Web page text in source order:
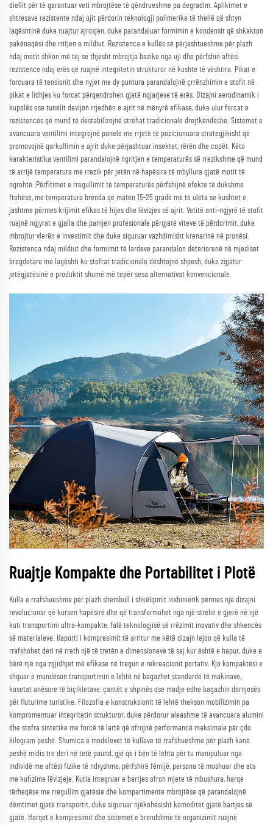
diellit për të garantuar veti mbrojtëse të qëndrueshme pa degradim. Aplikimet e
shtresave rezistente ndaj ujit përdorin teknologji polimerike të thellë që shtyn
lagështinë duke ruajtur ajrosjen, duke parandaluar formimin e kondensit që shkakton
pakënaqësi dhe rritjen e mildiut. Rezistenca e kullës së përjashtueshme për plazh
ndaj motit shkon më tej se thjesht mbrojtja bazike nga uji dhe përfshin aftësi
rezistence ndaj erës që ruajnë integritetin strukturor në kushte të vështira. Pikat e
forcuara të tensionit dhe nyjet me dy puntura parandalojnë çrrënzhimin e stofit në
pikat e lidhjes ku forcat përqendrohen gjatë ngjarjeve të erës. Dizajni aerodinamik i
kupolës ose tunelit devijon rrjedhën e ajrit në mënyrë efikase, duke ulur forcat e
rezistencës që mund të destabilizojnë strehat tradicionale drejtkëndëshe. Sistemet e
avancuara ventilimi integrojnë panele me rrjetë të pozicionuara strategjikisht që
promovojnë qarkullimin e ajrit duke përjashtuar insektet, rërën dhe copët. Këto
karakteristika ventilimi parandalojnë ngritjen e temperaturës së rrezikshme që mund
të arrijë temperatura me rrezik për jetën në hapësira të mbyllura gjatë motit të
ngrohtë. Përfitimet e rregullimit të temperaturës përfshijnë efekte të dukshme
ftohëse, me temperatura brenda që maten 15-25 gradë më të ulëta se kushtet e
jashtme përmes krijimit efikas të hijes dhe lëvizjes së ajrit. Vetitë anti-ngjyrë të stofit
ruajnë ngjyrat e gjalla dhe pamjen profesionale përgjatë viteve të përdorimit, duke
mbrojtur vlerën e investimit dhe duke siguruar vazhdimisht krenarinë në pronësi.
Rezistenca ndaj mildiut dhe formimit të lardeve parandalon deteriorenë në mjediset
bregdetare me lagështi ku stofrat tradicionale dështojnë shpesh, duke zgjatur
jetëgjatësinë e produktit shumë më tepër sesa alternativat konvencionale.
Ruajtje Kompakte dhe Portabilitet i Plotë
Kulla e rrafshueshme për plazh shembull i shkëlqimit inxhinierik përmes një dizajni
revolucionar që kursen hapësirë dhe që transformohet nga një strehë e gjerë në një
kuti transportimi ultra-kompakte, falë teknologjisë së rrëzimit inovativ dhe shkencës
së materialeve. Raporti i kompresimit të arritur me këtë dizajn lejon që kulla të
rrafshohet deri në rreth një të tretën e dimensioneve të saj kur është e hapur, duke e
bërë një nga zgjidhjet më efikase në tregun e rekreacionit portativ. Kjo kompaktësi e
shquar e mundëson transportimin e lehtë në bagazhet standarde të makinave,
kasetat anësore të biçikletave, çantët e shpinës ose madje edhe bagazhin dornjosës
për fluturime turistike. Filozofia e konstruksionit të lehtë thekson mobilizimin pa
kompromentuar integritetin strukturor, duke përdorur aleashme të avancuara alumini
dhe stofra sintetike me forcë të lartë që ofrojnë performancë maksimale për çdo
kilogram peshë. Shumica e modelevet të kullave të rrafshueshme për plazh kanë
peshë midis tre deri në tetë paund, gjë që i bën të lehta për tu manipuluar nga
individë me aftësi fizike të ndryshme, përfshirë fëmijë, persona të moshuar dhe ata
me kufizime lëvizjeje. Kutia integruar e bartjes ofron mjete të mbushura, harqe
tërheqëse me rregullim gjatësie dhe kompartimente mbrojtëse që parandalojnë
dëmtimet gjatë transportit, duke siguruar njëkohësisht komoditet gjatë bartjes së
gjatë. Harqet e kompresimit dhe sistemet e brendshme të organizimit ruajnë